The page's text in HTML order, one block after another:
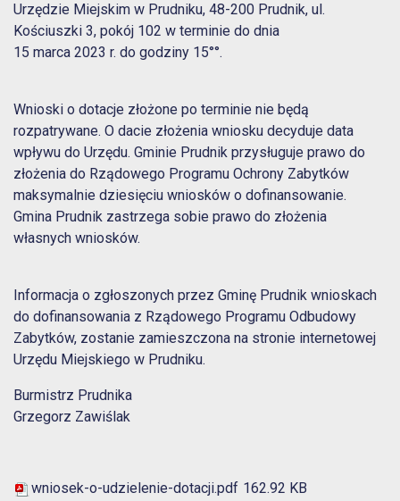
Urzędzie Miejskim w Prudniku, 48-200 Prudnik, ul.
Kościuszki 3, pokój 102 w terminie do dnia
15 marca 2023 r. do godziny 15°°.
Wnioski o dotacje złożone po terminie nie będą
rozpatrywane. O dacie złożenia wniosku decyduje data
wpływu do Urzędu. Gminie Prudnik przysługuje prawo do
złożenia do Rządowego Programu Ochrony Zabytków
maksymalnie dziesięciu wniosków o dofinansowanie.
Gmina Prudnik zastrzega sobie prawo do złożenia
własnych wniosków.
Informacja o zgłoszonych przez Gminę Prudnik wnioskach
do dofinansowania z Rządowego Programu Odbudowy
Zabytków, zostanie zamieszczona na stronie internetowej
Urzędu Miejskiego w Prudniku.
Burmistrz Prudnika
Grzegorz Zawiślak
wniosek-o-udzielenie-dotacji.pdf 162.92 KB